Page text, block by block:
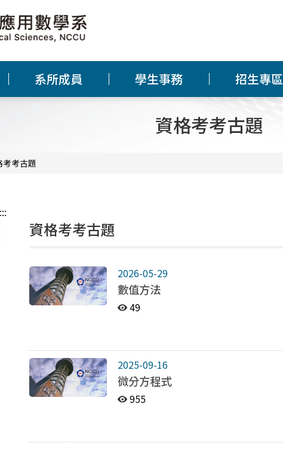
系所成員 學生事務 招生專區
資格考考古題
考考古題
:::
資格考考古題
2026-05-29
數值方法
49
2025-09-16
微分方程式
955